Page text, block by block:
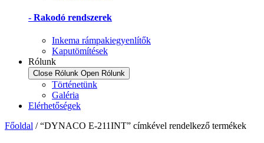
- Rakodó rendszerek
Inkema rámpakiegyenlítők
Kaputömítések
Rólunk
Close Rólunk Open Rólunk
Történetünk
Galéria
Elérhetőségek
Főoldal / “DYNACO E-211INT” címkével rendelkező termékek